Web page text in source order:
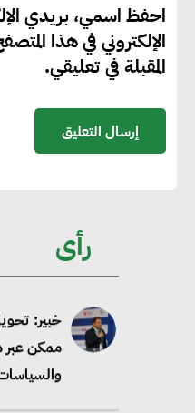
احفظ اسمي، بريدي
الإلكتروني في هذا
المقبلة في تعليقي.
رأى
من الطاقة
أكسيد
2035
خبير:
ممكن عبر